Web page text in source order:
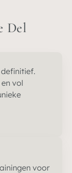
Del
vol
voor